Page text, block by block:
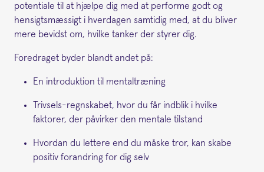
potentiale til at hjælpe dig med at performe godt og
hensigtsmæssigt i hverdagen samtidig med, at du bliver
mere bevidst om, hvilke tanker der styrer dig.
Foredraget byder blandt andet på:
En introduktion til mentaltræning
Trivsels-regnskabet, hvor du får indblik i hvilke
faktorer, der påvirker den mentale tilstand
Hvordan du lettere end du måske tror, kan skabe
positiv forandring for dig selv